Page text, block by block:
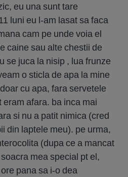
eu una sunt tare
luni eu l-am lasat sa faca
cam pe unde voia el
caine sau alte chestii de
se juca la nisip , lua frunze
o sticla de apa la mine
cu apa, fara servetele
afara. ba inca mai
si nu a patit nimica (cred
din laptele meu). pe urma,
(dupa ce a mancat
mea special pt el,
pana sa i-o dea